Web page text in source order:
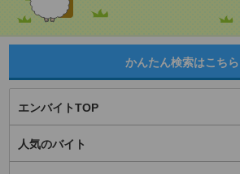
かんたん検索はこちら
エンバイトTOP
人気のバイト